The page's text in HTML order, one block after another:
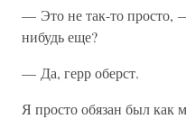
— Это не так-то просто,
нибудь еще?
— Да, герр оберст.
Я просто обязан был как